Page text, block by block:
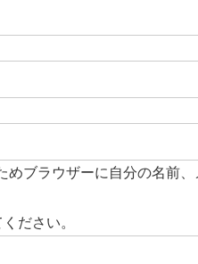
めブラウザーに自分の名前
ださい。